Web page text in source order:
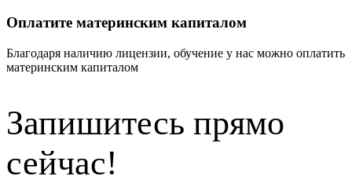
Оплатите материнским капиталом
Благодаря наличию лицензии, обучение у нас можно оплатить
материнским капиталом
Запишитесь прямо
сейчас!